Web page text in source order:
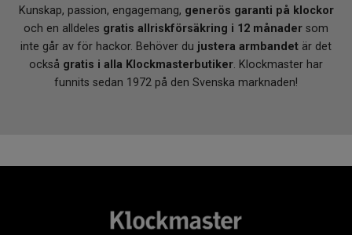
Kunskap, passion, engagemang, generös garanti på klockor
och en alldeles gratis allriskförsäkring i 12 månader som
inte går av för hackor. Behöver du justera armbandet är det
också gratis i alla Klockmasterbutiker. Klockmaster har
funnits sedan 1972 på den Svenska marknaden!